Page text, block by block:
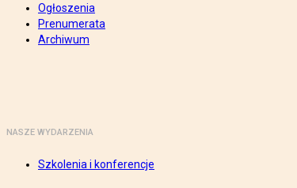
Ogłoszenia
Prenumerata
Archiwum
NASZE WYDARZENIA
Szkolenia i konferencje